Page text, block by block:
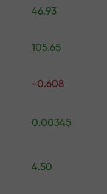
46.93
105.65
-0.608
0.00345
4.50
外汇、加密货币和期